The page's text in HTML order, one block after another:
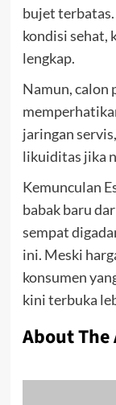
bujet
kondisi sehat,
lengkap.
Namun, calon
jaringan
likuiditas jika
Kemunculan
babak baru
sempat
ini. Meski
konsumen
kini terbuka
About